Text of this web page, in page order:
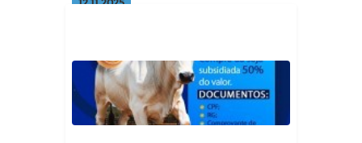
12.11.2025
Reunião com técnicos do Serviço
Nacional de Aprendizagem Rur...